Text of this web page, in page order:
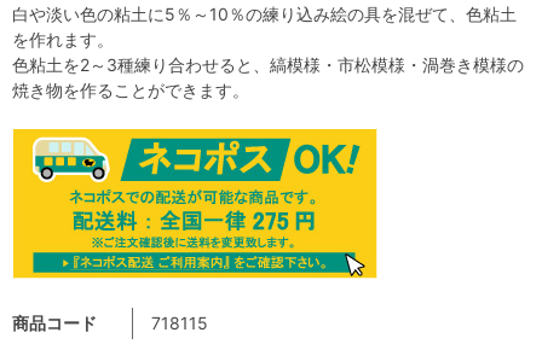
商品コード 718115
白や淡い色の粘土に5％～10％の練り込み絵の具を混ぜて、色粘土
を作れます。
色粘土を2～3種練り合わせると、縞模様・市松模様・渦巻き模様の
焼き物を作ることができます。